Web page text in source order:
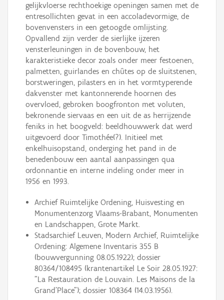
gelijkvloerse rechthoekige openingen samen met de
entresollichten gevat in een accoladevormige, de
bovenvensters in een getoogde omlijsting.
Opvallend zijn verder de sierlijke ijzeren
vensterleuningen in de bovenbouw, het
karakteristieke decor zoals onder meer festoenen,
palmetten, guirlandes en chûtes op de sluitstenen,
borstweringen, pilasters en in het vormtyperende
dakvenster met kantonnerende hoornen des
overvloed, gebroken boogfronton met voluten,
bekronende siervaas en een uit de as herrijzende
feniks in het boogveld: beeldhouwwerk dat werd
uitgevoerd door Timothée(?). Initieel met
enkelhuisopstand, onderging het pand in de
benedenbouw een aantal aanpassingen qua
ordonnantie en interne indeling onder meer in
1956 en 1993.
Archief Ruimtelijke Ordening, Huisvesting en
Monumentenzorg Vlaams-Brabant, Monumenten
en Landschappen, Grote Markt.
Stadsarchief Leuven, Modern Archief, Ruimtelijke
Ordening: Algemene Inventaris 355 B
(bouwvergunning 08.05.1922); dossier
80364/108495 (krantenartikel Le Soir 28.05.1927:
"La Restauration de Louvain. Les Maisons de la
Grand’Place"); dossier 108364 (14.03.1956).